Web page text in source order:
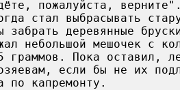
пожалуйста,
стал выбрасывать
забрать деревянные
небольшой мешочек с
граммов. Пока оставил,
если бы не их
по капремонту.